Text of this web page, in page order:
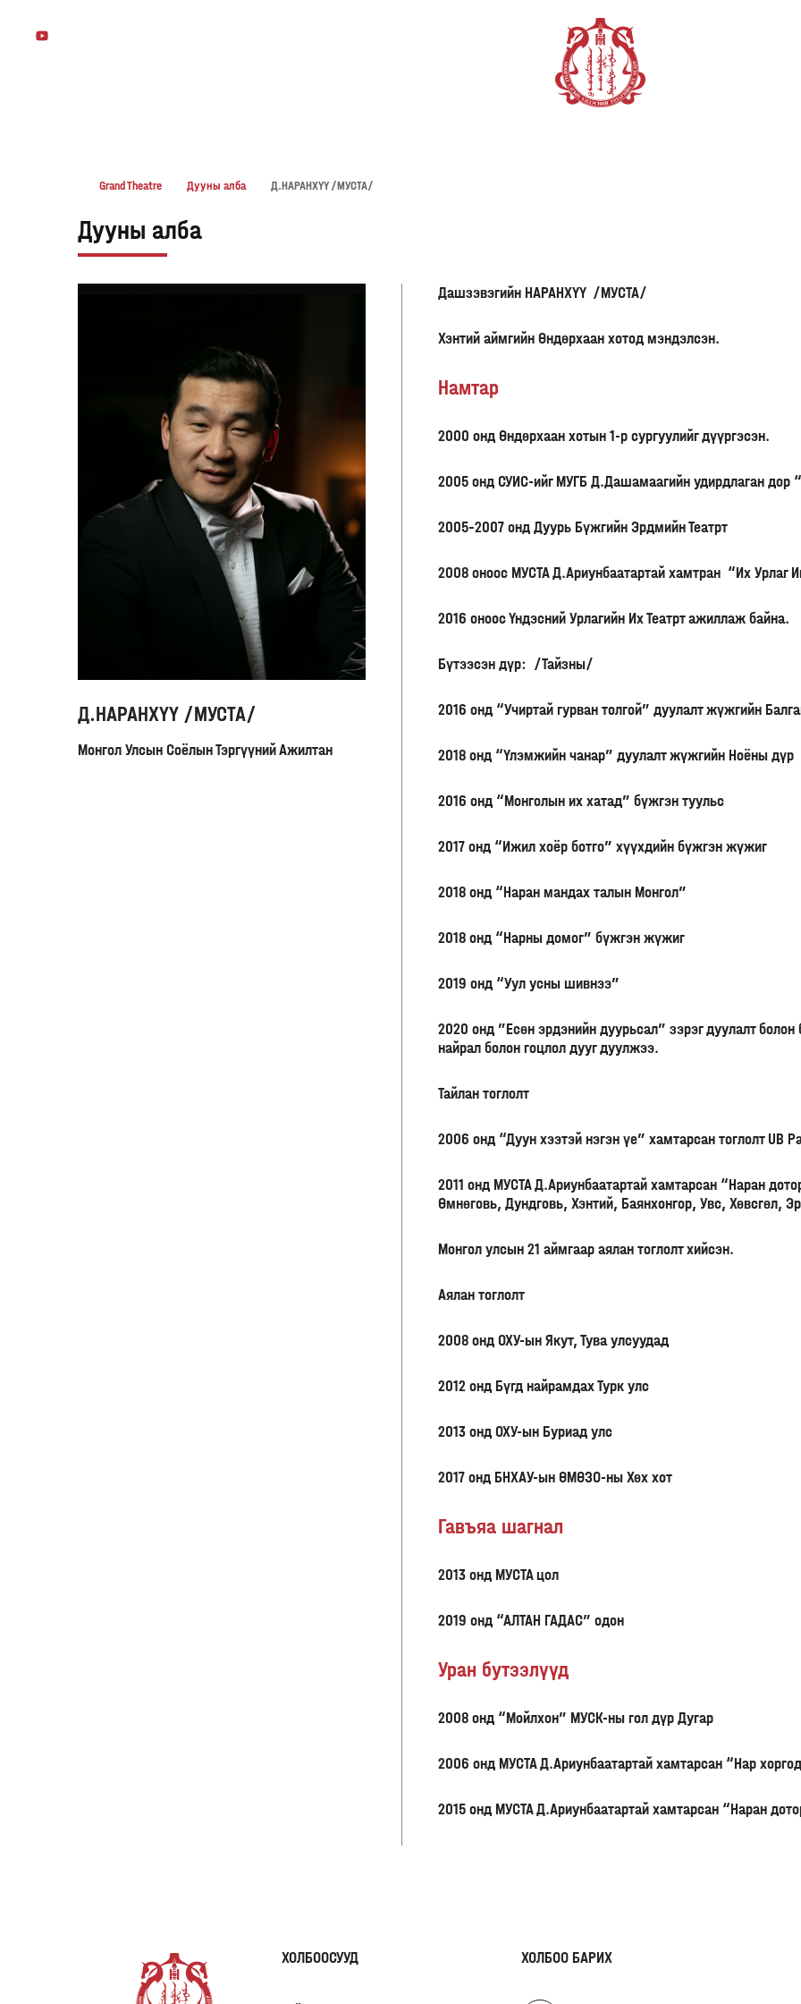
Grand Theatre Дууны алба Д.НАРАНХҮҮ /МУСТА/
Дууны алба
Д.НАРАНХҮҮ /МУСТА/
Монгол Улсын Соёлын Тэргүүний Ажилтан
Дашзэвэгийн НАРАНХҮҮ /МУСТА/
Хэнтий аймгийн Өндөрхаан хотод мэндэлсэн.
Намтар
2000 онд Өндөрхаан хотын 1-р сургуулийг дүүргэсэн.
2005 онд СУИС-ийг МУГБ Д.Дашамаагийн удирдлаган дор
2005-2007 онд Дуурь Бүжгийн Эрдмийн Театрт
2008 оноос МУСТА Д.Ариунбаатартай хамтран “Их Урлаг
2016 оноос Үндэсний Урлагийн Их Театрт ажиллаж байна.
Бүтээсэн дүр: /Тайзны/
2016 онд “Учиртай гурван толгой” дуулалт жүжгийн
2018 онд “Үлэмжийн чанар” дуулалт жүжгийн Ноёны дүр
2016 онд “Монголын их хатад” бүжгэн туульс
2017 онд “Ижил хоёр ботго” хүүхдийн бүжгэн жүжиг
2018 онд “Наран мандах талын Монгол”
2018 онд “Нарны домог” бүжгэн жүжиг
2019 онд “Уул усны шивнээ”
2020 онд ”Есөн эрдэнийн дуурьсал” зэрэг дуулалт
найрал болон гоцлол дууг дуулжээ.
Тайлан тоглолт
2006 онд “Дуун хээтэй нэгэн үе” хамтарсан тоглолт UB
2011 онд МУСТА Д.Ариунбаатартай хамтарсан “Наран
Өмнөговь, Дундговь, Хэнтий, Баянхонгор, Увс, Хөвсгөл,
Монгол улсын 21 аймгаар аялан тоглолт хийсэн.
Аялан тоглолт
2008 онд ОХУ-ын Якут, Тува улсуудад
2012 онд Бүгд найрамдах Турк улс
2013 онд ОХУ-ын Буриад улс
2017 онд БНХАУ-ын ӨМӨЗО-ны Хөх хот
Гавъяа шагнал
2013 онд МУСТА цол
2019 онд “АЛТАН ГАДАС” одон
Уран бутээлүүд
2008 онд “Мойлхон” МУСК-ны гол дүр Дугар
2006 онд МУСТА Д.Ариунбаатартай хамтарсан “Нар
2015 онд МУСТА Д.Ариунбаатартай хамтарсан “Наран
ХОЛБООСУУД ХОЛБОО БАРИХ